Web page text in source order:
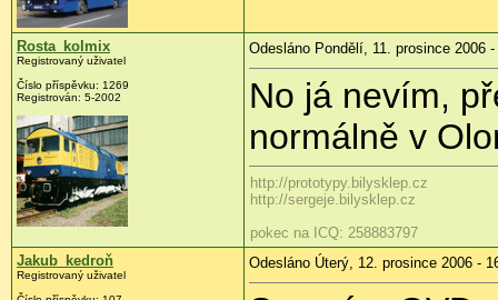
Rosta_kolmix
Registrovaný uživatel
Číslo příspěvku: 1269
Registrován: 5-2002
Odesláno Pondělí, 11. prosince 2006 -
No já nevím,
normálně v
http://prototypy.bilysklep.cz
http://sergeje.bilysklep.cz
pokec na ICQ: 258883797
Jakub_kedroň
Registrovaný uživatel
Odesláno Úterý, 12. prosince 2006 -